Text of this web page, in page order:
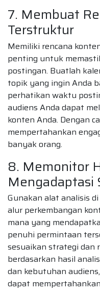
7. Membuat
Terstruktur
Memiliki rencana
penting untuk
postingan. Buatlah
topik yang ingin Anda
perhatikan waktu
audiens Anda dapat
konten Anda. Dengan
mempertahankan
banyak orang.
8. Memonitor
Mengadaptasi
Gunakan alat analisis
alur perkembangan
mana yang
penuhi permintaan
sesuaikan strategi dan
berdasarkan hasil
dan kebutuhan
dapat